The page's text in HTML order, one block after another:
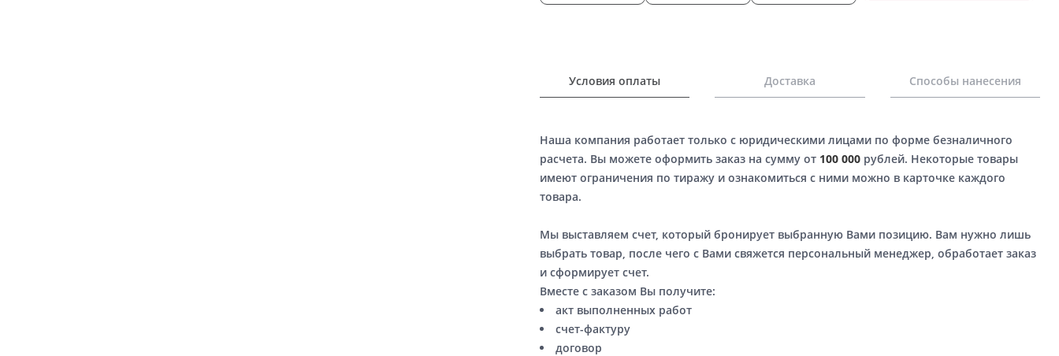
Условия оплаты Доставка Способы нанесения
Наша компания работает только с юридическими лицами по форме безналичного
расчета. Вы можете оформить заказ на сумму от 100 000рублей. Некоторые товары
имеют ограничения по тиражу и ознакомиться с ними можно в карточке каждого
товара.
Мы выставляем счет, который бронирует выбранную Вами позицию. Вам нужно лишь
выбрать товар, после чего с Вами свяжется персональный менеджер, обработает заказ
и сформирует счет.
Вместе с заказом Вы получите:
акт выполненных работ
счет-фактуру
договор